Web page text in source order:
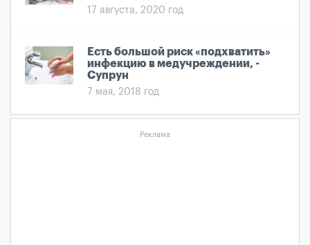
17 августа, 2020 год
Есть большой риск «подхватить»
инфекцию в медучреждении, -
Супрун
7 мая, 2018 год
Реклама